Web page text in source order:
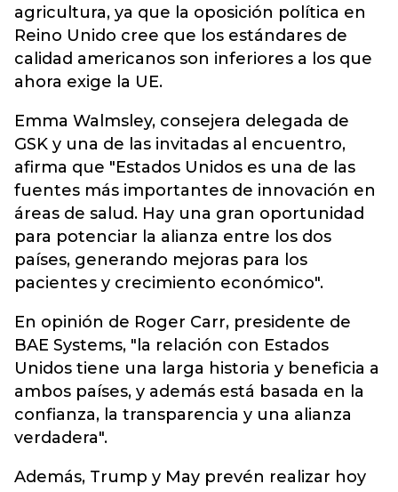
agricultura, ya que la oposición política en
Reino Unido cree que los estándares de
calidad americanos son inferiores a los que
ahora exige la UE.
Emma Walmsley, consejera delegada de
GSK y una de las invitadas al encuentro,
afirma que "Estados Unidos es una de las
fuentes más importantes de innovación en
áreas de salud. Hay una gran oportunidad
para potenciar la alianza entre los dos
países, generando mejoras para los
pacientes y crecimiento económico".
En opinión de Roger Carr, presidente de
BAE Systems, "la relación con Estados
Unidos tiene una larga historia y beneficia a
ambos países, y además está basada en la
confianza, la transparencia y una alianza
verdadera".
Además, Trump y May prevén realizar hoy